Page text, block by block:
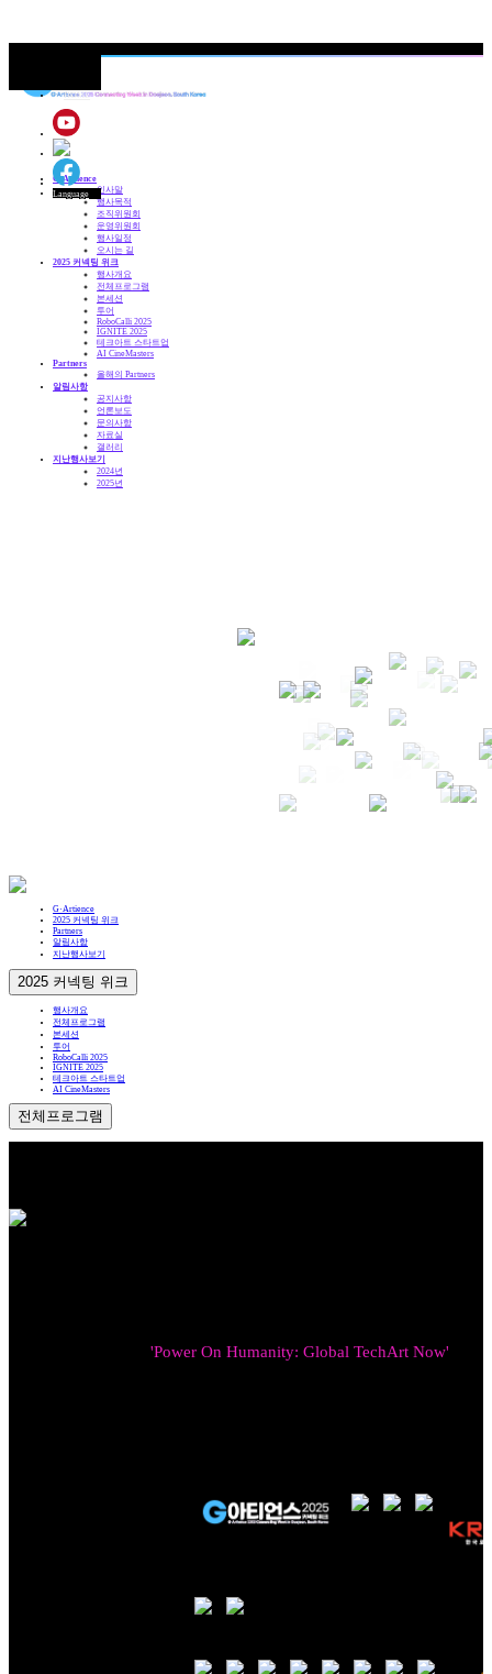
HOME
Language
G·Artience
인사말
행사목적
조직위원회
운영위원회
행사일정
오시는 길
2025 커넥팅 위크
행사개요
전체프로그램
본세션
투어
RoboCalli 2025
IGNITE 2025
테크아트 스타트업
AI CineMasters
Partners
올해의 Partners
알림사항
공지사항
언론보도
문의사항
자료실
갤러리
지난행사보기
2024년
2025년
G·Artience
2025 커넥팅 위크
Partners
알림사항
지난행사보기
2025 커넥팅 위크
행사개요
전체프로그램
본세션
투어
RoboCalli 2025
IGNITE 2025
테크아트 스타트업
AI CineMasters
전체프로그램
'Power On Humanity: Global TechArt Now'